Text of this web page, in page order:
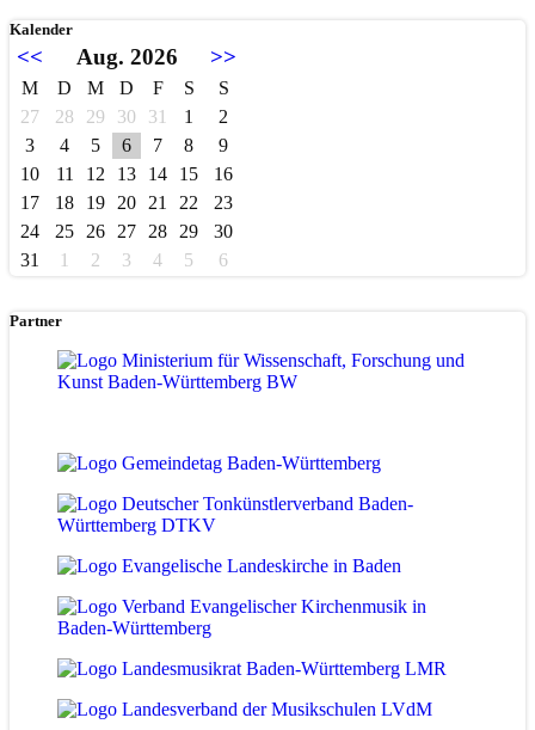
Kalender
<< Aug. 2026 >>
M D M D F S
S
27
28 29 30 31 1
2
3
4 5 6 7 8
9
10
11 12 13 14 15
16
17
18 19 20 21 22
23
24
25 26 27 28 29
30
31
1 2 3 4 5 6
Partner